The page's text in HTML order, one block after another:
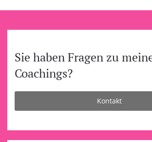
Sie haben Fragen zu
Coachings?
Kontakt